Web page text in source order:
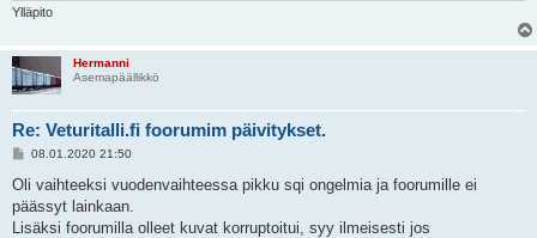
Ylläpito
Hermanni
Asemapäällikkö
Re: Veturitalli.fi foorumim päivitykset.
V
e
t
i
08.01.2020 21:50
Oli vaihteeksi vuodenvaihteessa pikku sqi ongelmia ja foorumille ei
päässyt lainkaan.
Lisäksi foorumilla olleet kuvat korruptoitui, syy ilmeisesti jos